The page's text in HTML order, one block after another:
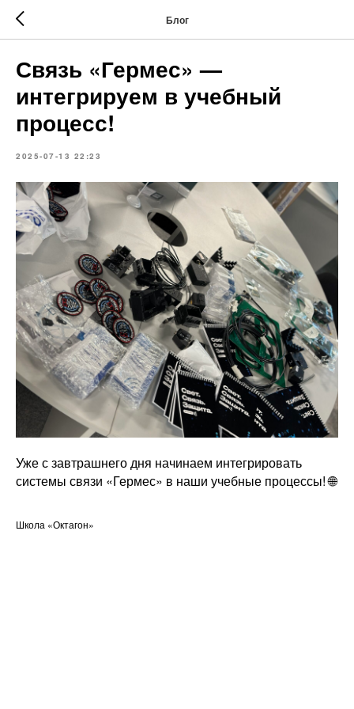
Блог
Связь «Гермес» —
интегрируем в учебный
процесс!
2025-07-13 22:23
Уже с завтрашнего дня начинаем интегрировать
системы связи «Гермес» в наши учебные процессы! 🌐
Школа «Октагон»